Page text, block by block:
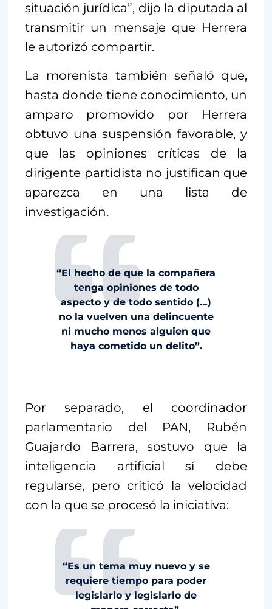
situación jurídica”, dijo la diputada al
transmitir un mensaje que Herrera
le autorizó compartir.
La morenista también señaló que,
hasta donde tiene conocimiento, un
amparo promovido por Herrera
obtuvo una suspensión favorable, y
que las opiniones críticas de la
dirigente partidista no justifican que
aparezca en una lista de
investigación.
“El hecho de que la compañera
tenga opiniones de todo
aspecto y de todo sentido (…)
no la vuelven una delincuente
ni mucho menos alguien que
haya cometido un delito”.
Por separado, el coordinador
parlamentario del PAN, Rubén
Guajardo Barrera, sostuvo que la
inteligencia artificial sí debe
regularse, pero criticó la velocidad
con la que se procesó la iniciativa:
“Es un tema muy nuevo y se
requiere tiempo para poder
legislarlo y legislarlo de